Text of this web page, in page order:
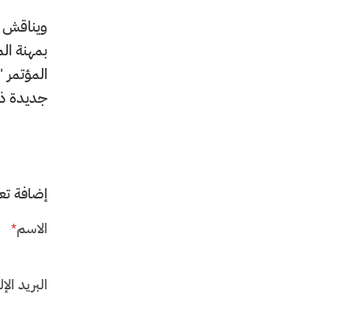
بمهنة
جديدة
إضافة
الاسم*
البريد